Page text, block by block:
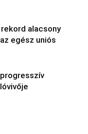
rekord alacsony
egész uniós
progresszív